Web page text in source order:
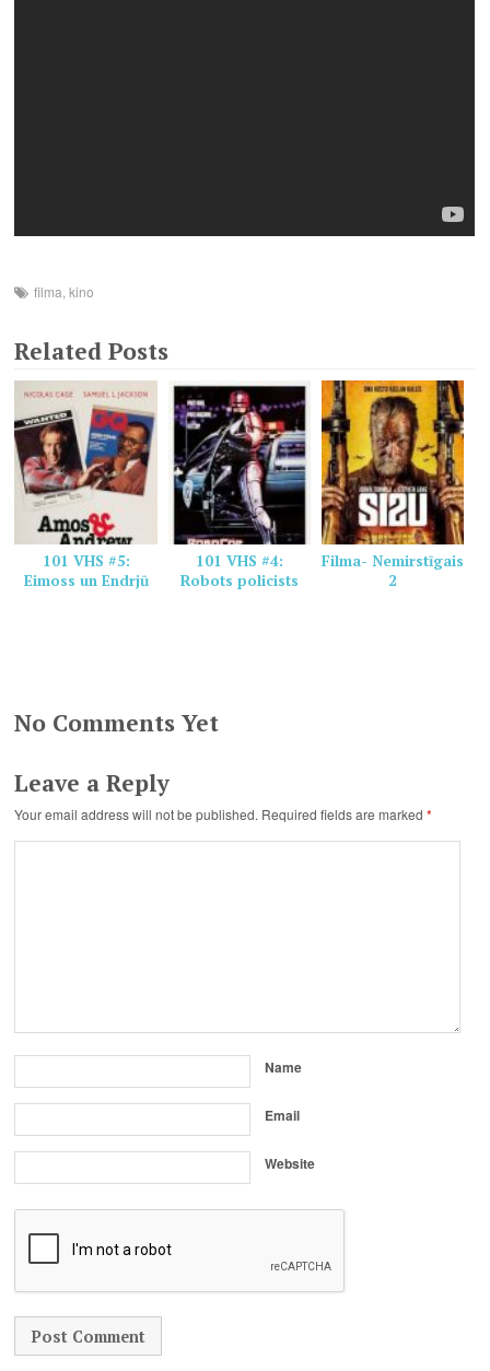
filma ,kino
Related Posts
101 VHS #5:
Eimoss un Endrjū
101 VHS #4:
Robots policists
Filma- Nemirstīgais
2
No Comments Yet
Leave a Reply
Your email address will not be published. Required fields are marked*
Name
Email
Website